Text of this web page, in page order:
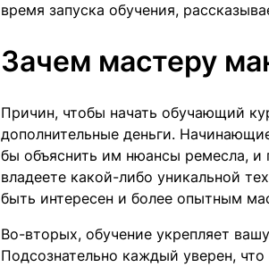
время запуска обучения,
Зачем мастеру
Причин, чтобы начать обучающий
дополнительные деньги.
бы объяснить им нюансы ремесла, и
владеете какой-либо уникальной
быть интересен и более опытным
Во-вторых, обучение укрепляет
Подсознательно каждый уверен,